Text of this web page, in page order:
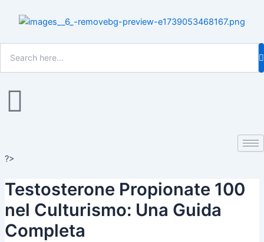
?>
Testosterone Propionate 100
nel Culturismo: Una Guida
Completa
navigation